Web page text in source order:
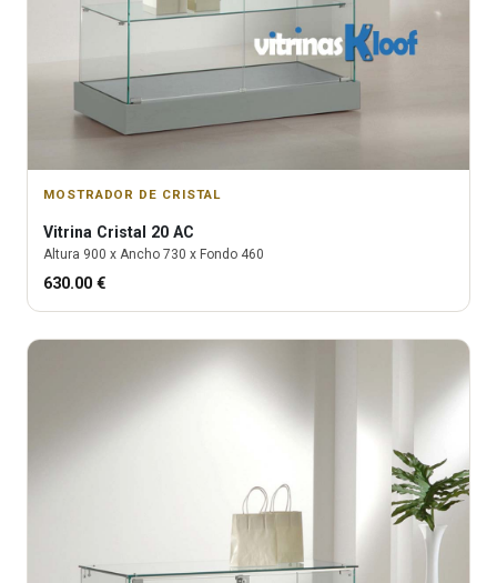
MOSTRADOR DE CRISTAL
Vitrina Cristal 20 AC
Altura 900 x Ancho 730 x Fondo 460
630.00 €